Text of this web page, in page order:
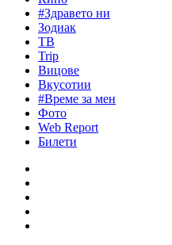
#Здравето ни
Зодиак
ТВ
Trip
Вицове
Вкусотии
#Време за мен
Фото
Web Report
Билети